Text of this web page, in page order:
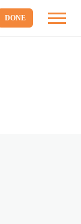
DONE